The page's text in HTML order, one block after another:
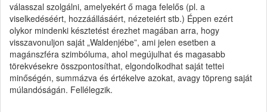
válasszal szolgálni, amelyekért ő maga felelős (pl. a
viselkedéséért, hozzáállásáért, nézeteiért stb.) Éppen ezért
olykor mindenki késztetést érezhet magában arra, hogy
visszavonuljon saját „Waldenjébe”, ami jelen esetben a
magánszféra szimbóluma, ahol megújulhat és magasabb
törekvésekre összpontosíthat, elgondolkodhat saját tettei
minőségén, summázva és értékelve azokat, avagy töpreng saját
múlandóságán. Fellélegzik.